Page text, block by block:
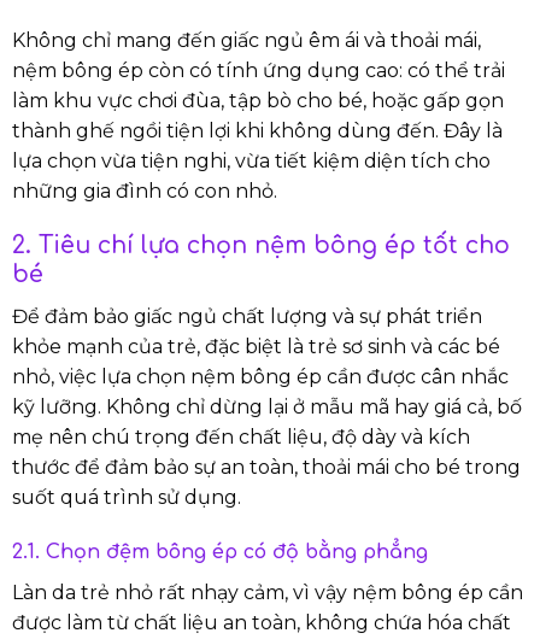
Không chỉ mang đến giấc ngủ êm ái và thoải mái,
nệm bông ép còn có tính ứng dụng cao: có thể trải
làm khu vực chơi đùa, tập bò cho bé, hoặc gấp gọn
thành ghế ngồi tiện lợi khi không dùng đến. Đây là
lựa chọn vừa tiện nghi, vừa tiết kiệm diện tích cho
những gia đình có con nhỏ.
2. Tiêu chí lựa chọn nệm bông ép tốt cho
bé
Để đảm bảo giấc ngủ chất lượng và sự phát triển
khỏe mạnh của trẻ, đặc biệt là trẻ sơ sinh và các bé
nhỏ, việc lựa chọn nệm bông ép cần được cân nhắc
kỹ lưỡng. Không chỉ dừng lại ở mẫu mã hay giá cả, bố
mẹ nên chú trọng đến chất liệu, độ dày và kích
thước để đảm bảo sự an toàn, thoải mái cho bé trong
suốt quá trình sử dụng.
2.1. Chọn đệm bông ép có độ bằng phẳng
Làn da trẻ nhỏ rất nhạy cảm, vì vậy nệm bông ép cần
được làm từ chất liệu an toàn, không chứa hóa chất